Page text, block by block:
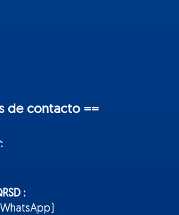
de contacto ==
: